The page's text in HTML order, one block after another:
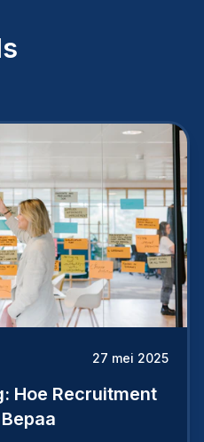
27 mei 2025
Hoe Recruitment